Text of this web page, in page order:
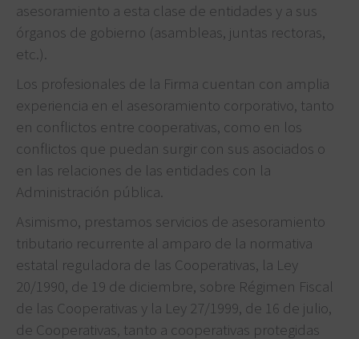
asesoramiento a esta clase de entidades y a sus
órganos de gobierno (asambleas, juntas rectoras,
etc.).
Los profesionales de la Firma cuentan con amplia
experiencia en el asesoramiento corporativo, tanto
en conflictos entre cooperativas, como en los
conflictos que puedan surgir con sus asociados o
en las relaciones de las entidades con la
Administración pública.
Asimismo, prestamos servicios de asesoramiento
tributario recurrente al amparo de la normativa
estatal reguladora de las Cooperativas, la Ley
20/1990, de 19 de diciembre, sobre Régimen Fiscal
de las Cooperativas y la Ley 27/1999, de 16 de julio,
de Cooperativas, tanto a cooperativas protegidas